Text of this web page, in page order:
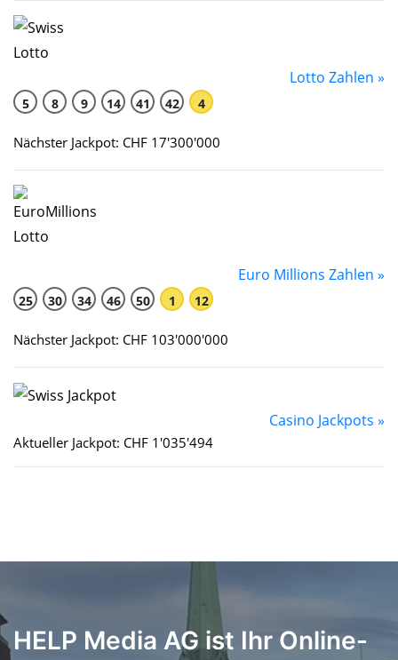
Lotto Zahlen »
5 8 9 14 41 42 4
Nächster Jackpot: CHF 17'300'000
Euro Millions Zahlen »
25 30 34 46 50 1 12
Nächster Jackpot: CHF 103'000'000
Casino Jackpots »
Aktueller Jackpot: CHF 1'035'494
HELP Media AG ist Ihr Online-